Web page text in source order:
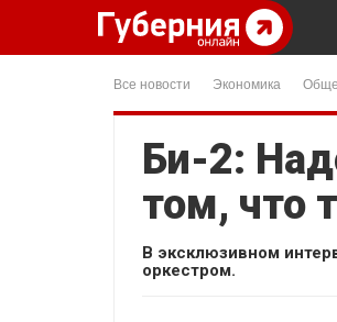
Все новости Экономика
Би-2:
том, что
В эксклюзивном
оркестром.